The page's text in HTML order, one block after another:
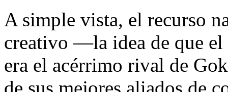
A simple vista, el recurso
creativo —la idea de que el
era el acérrimo rival de
de sus mejores aliados de